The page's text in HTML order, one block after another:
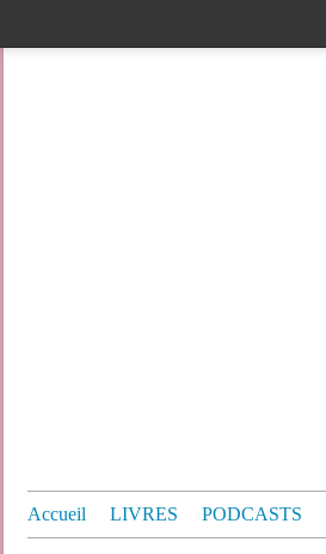
Accueil LIVRES PODCASTS